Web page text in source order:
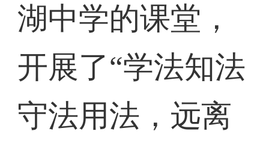
湖中学的课堂，
开展了“学法知法
守法用法，远离